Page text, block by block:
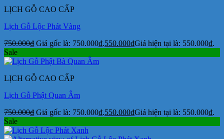
LỊCH GỖ CAO CẤP
Lịch Gỗ Lộc Phát Vàng
750.000₫ Giá gốc là: 750.000₫.550.000₫Giá hiện tại là: 550.000₫.
Sale
LỊCH GỖ CAO CẤP
Lịch Gỗ Phật Quan Âm
750.000₫ Giá gốc là: 750.000₫.550.000₫Giá hiện tại là: 550.000₫.
Sale